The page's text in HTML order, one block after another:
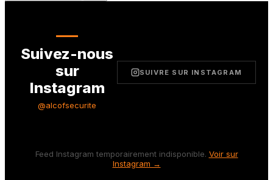
Suivez-nous
sur
Instagram
@alcofsecurite
SUIVRE SUR INSTAGRAM
Feed Instagram temporairement indisponible. Voir sur
Instagram →